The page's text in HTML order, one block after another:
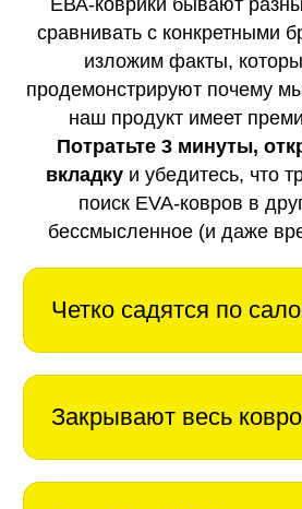
ЕВА-коврики бывают
сравнивать с конкретными
изложим факты,
продемонстрируют почему
наш продукт имеет
Потратьте 3 минуты,
вкладку и убедитесь, что
поиск EVA-ковров в
бессмысленное (и даже
Четко садятся по
Закрывают весь